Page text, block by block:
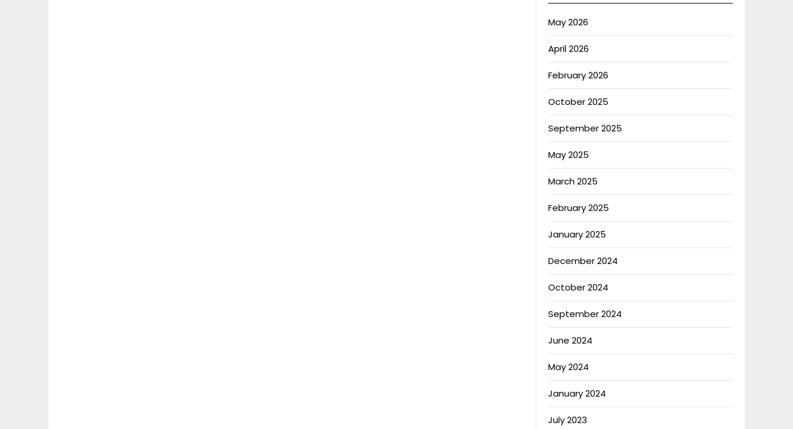
May 2026
April 2026
February 2026
October 2025
September 2025
May 2025
March 2025
February 2025
January 2025
December 2024
October 2024
September 2024
June 2024
May 2024
January 2024
July 2023